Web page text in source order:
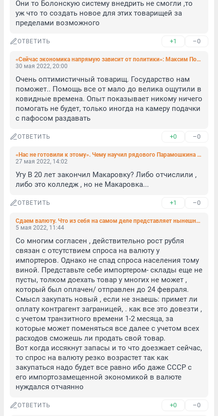
Они то Болонскую систему внедрить не смогли ,то
уж что то создать новое для этих товарищей за
пределами возможного
ОТВЕТИТЬ +1 –0
«Сейчас экономика напрямую зависит от политики»: Максим Поташёв — о том, как сохранить бизнес в новых условиях
30 мая 2022, 20:00
Очень оптимистичный товарищ. Государство нам
поможет.. Помощь все от мало до велика ощутили в
ковидные времена. Опыт показывает никому ничего
помогать не будет, только иногда на камеру подачки
с пафосом раздавать
ОТВЕТИТЬ +0 –0
«Нас не готовили к этому». Чему научил рядового Парамошкина украинский плен
27 мая 2022, 14:02
Угу В 20 лет закончил Макаровку? Либо отчислили ,
либо это колледж , но не Макаровка...
ОТВЕТИТЬ +1 –0
Сдаем валюту. Что из себя на самом деле представляет нынешнее укрепление рубля
5 мая 2022, 11:44
Со многим согласен , действительно рост рубля
связан с отсутствием спроса на валюту у
импортеров. Однако не спад спроса населения тому
виной. Представьте себе импортером- склады еще не
пусты, толком доехать товар у многих не может ,
который был оплачен/ отправлен до 24 февраля.
Смысл закупать новый , если не знаешь: примет ли
оплату контрагент заграницей, . как все это довезти ,
с учетом транзитного времени 1-2 месяца, за
которые может поменяться все далее с учетом всех
расходов сможешь ли продать свой товар.
Вот когда иссякнут запасы и то что доезжает сейчас,
то спрос на валюту резко возрастет так как
закупаться надо будет все равно ибо даже СССР с
его импортозамещенной экономикой в валюте
нуждался отчаянно
ОТВЕТИТЬ +0 –0